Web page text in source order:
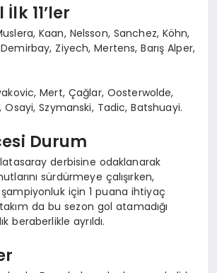
11’ler
Kaan, Nelsson, Sanchez, Köhn,
Ziyech, Mertens, Barış Alper,
Mert, Çağlar, Oosterwolde,
Osayi, Szymanski, Tadic, Batshuayi.
Durum
derbisine odaklanarak
sürdürmeye çalışırken,
için 1 puana ihtiyaç
da bu sezon gol atamadığı
beraberlikle ayrıldı.